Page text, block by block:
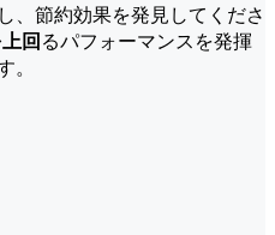
、節約効果を発見してくださ
回るパフォーマンスを発揮
。